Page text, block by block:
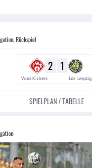
Rückspiel
2 1
Würz.Kickers Lok Leipzig
SPIELPLAN / TABELLE